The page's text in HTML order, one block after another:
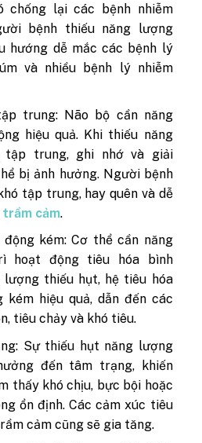
chống lại các bệnh nhiễm
bệnh thiếu năng lượng
hướng dễ mắc các bệnh lý
và nhiều bệnh lý nhiễm
trung: Não bộ cần năng
hiệu quả. Khi thiếu năng
tập trung, ghi nhớ và giải
bị ảnh hưởng. Người bệnh
tập trung, hay quên và dễ
trầm cảm.
kém: Cơ thể cần năng
hoạt động tiêu hóa bình
lượng thiếu hụt, hệ tiêu hóa
hiệu quả, dẫn đến các
tiêu chảy và khó tiêu.
Sự thiếu hụt năng lượng
đến tâm trạng, khiến
thấy khó chịu, bực bội hoặc
ổn định. Các cảm xúc tiêu
cảm cũng sẽ gia tăng.